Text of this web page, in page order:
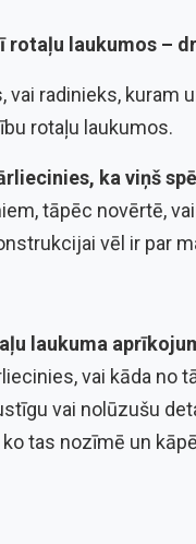
rotaļu laukumos –
vai radinieks, kuram
rotaļu laukumos.
ka viņš
tāpēc novērtē,
vēl ir par
laukuma
vai kāda no
vai nolūzušu
ko tas nozīmē un